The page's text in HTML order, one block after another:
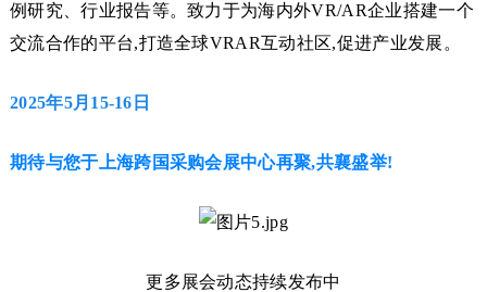
例研究、行业报告等。致力于为海内外VR/AR企业搭建一个
交流合作的平台,打造全球VRAR互动社区,促进产业发展。
2025年5月15-16日
期待与您于上海跨国采购会展中心再聚,共襄盛举!
更多展会动态持续发布中